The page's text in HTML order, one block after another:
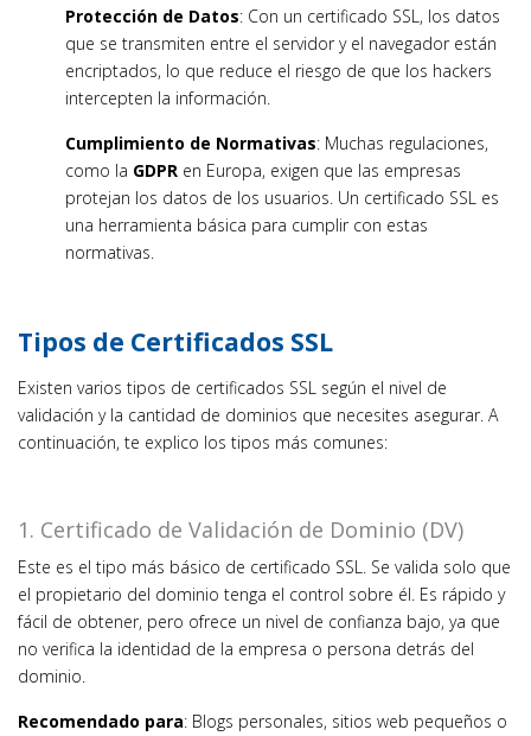
Protección de Datos: Con un certificado SSL, los datos
que se transmiten entre el servidor y el navegador están
encriptados, lo que reduce el riesgo de que los hackers
intercepten la información.
Cumplimiento de Normativas: Muchas regulaciones,
como la GDPR en Europa, exigen que las empresas
protejan los datos de los usuarios. Un certificado SSL es
una herramienta básica para cumplir con estas
normativas.
Tipos de Certificados SSL
Existen varios tipos de certificados SSL según el nivel de
validación y la cantidad de dominios que necesites asegurar. A
continuación, te explico los tipos más comunes:
1. Certificado de Validación de Dominio (DV)
Este es el tipo más básico de certificado SSL. Se valida solo que
el propietario del dominio tenga el control sobre él. Es rápido y
fácil de obtener, pero ofrece un nivel de confianza bajo, ya que
no verifica la identidad de la empresa o persona detrás del
dominio.
Recomendado para: Blogs personales, sitios web pequeños o